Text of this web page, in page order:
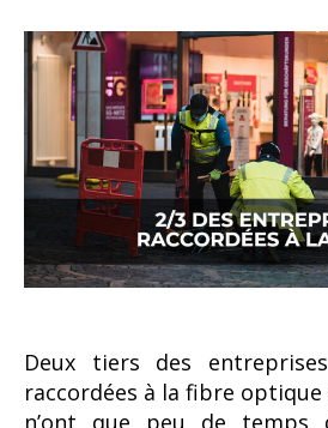
Deux tiers des
raccordées à la fibre
n’ont que peu de temps